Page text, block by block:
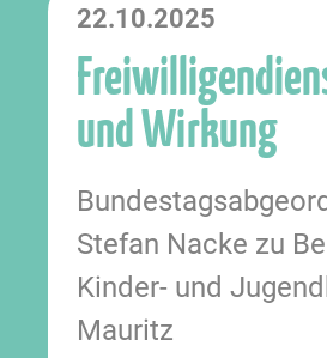
22.10.2025
und Wirkung
Stefan Nacke zu
Kinder- und
Mauritz